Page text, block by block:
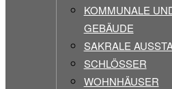
KOMMUNALE
GEBÄUDE
SAKRALE
SCHLÖSSER
WOHNHÄUSER